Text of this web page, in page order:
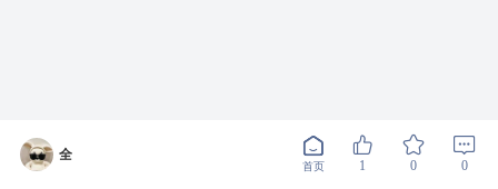
全
首页 1 0 0